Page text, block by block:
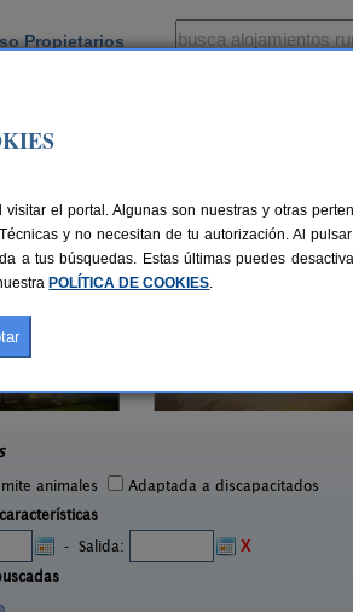
Propietarios
animales
Adaptada a discapacitados
- Salida:
X
el portal. Algunas son nuestras y otras
y no necesitan de tu autorización. Al
a tus búsquedas. Estas últimas puedes
POLÍTICA DE COOKIES.